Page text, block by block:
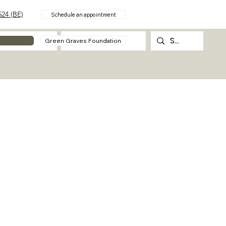
(BE) Schedule an appointment
Contact
Green Graves Foundation